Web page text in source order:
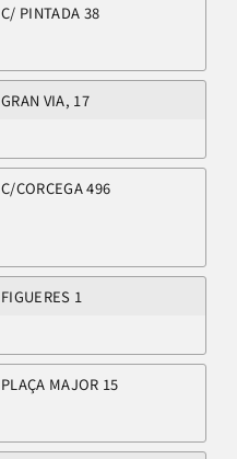
C/ PINTADA 38
GRAN VIA, 17
C/CORCEGA 496
FIGUERES 1
PLAÇA MAJOR 15